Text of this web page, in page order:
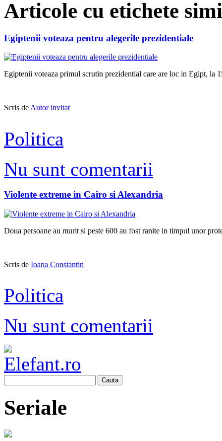
Articole cu etichete
Egiptenii voteaza pentru alegerile prezidentiale
Egiptenii voteaza primul scrutin prezidential care are loc in Egipt, la
Scris deAutor invitat
Politica
Nu sunt comentarii
Violente extreme in Cairo si Alexandria
Doua persoane au murit si peste 600 au fost ranite in timpul unor
Scris de Ioana Constantin
Politica
Nu sunt comentarii
Cauta
Seriale